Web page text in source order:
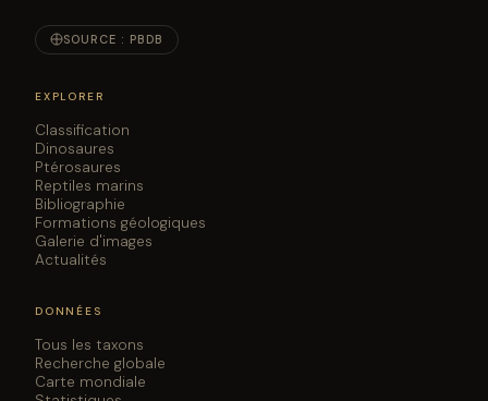
SOURCE : PBDB
EXPLORER
Classification
Dinosaures
Ptérosaures
Reptiles marins
Bibliographie
Formations géologiques
Galerie d'images
Actualités
DONNÉES
Tous les taxons
Recherche globale
Carte mondiale